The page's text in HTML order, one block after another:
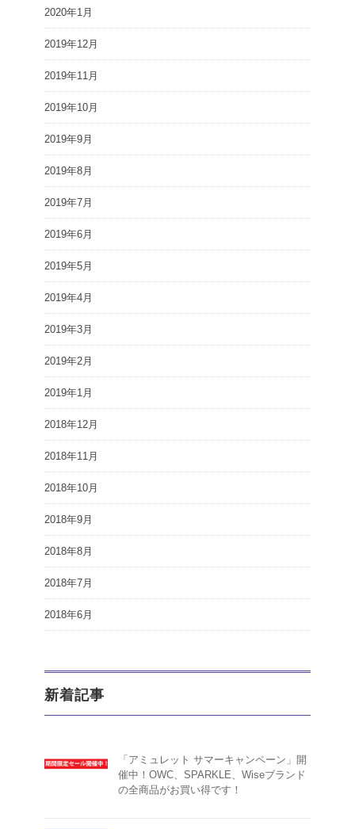
2020年1月
2019年12月
2019年11月
2019年10月
2019年9月
2019年8月
2019年7月
2019年6月
2019年5月
2019年4月
2019年3月
2019年2月
2019年1月
2018年12月
2018年11月
2018年10月
2018年9月
2018年8月
2018年7月
2018年6月
新着記事
「アミュレット サマーキャンペーン」開
催中！OWC、SPARKLE、Wiseブランド
の全商品がお買い得です！